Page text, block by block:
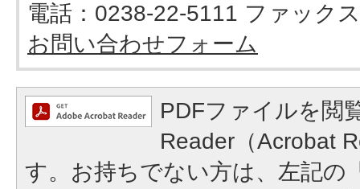
電話：0238-22-5111 ファック
お問い合わせフォーム
PDFファイルを閲
Reader（Acrobat
す。お持ちでない方は、左記の